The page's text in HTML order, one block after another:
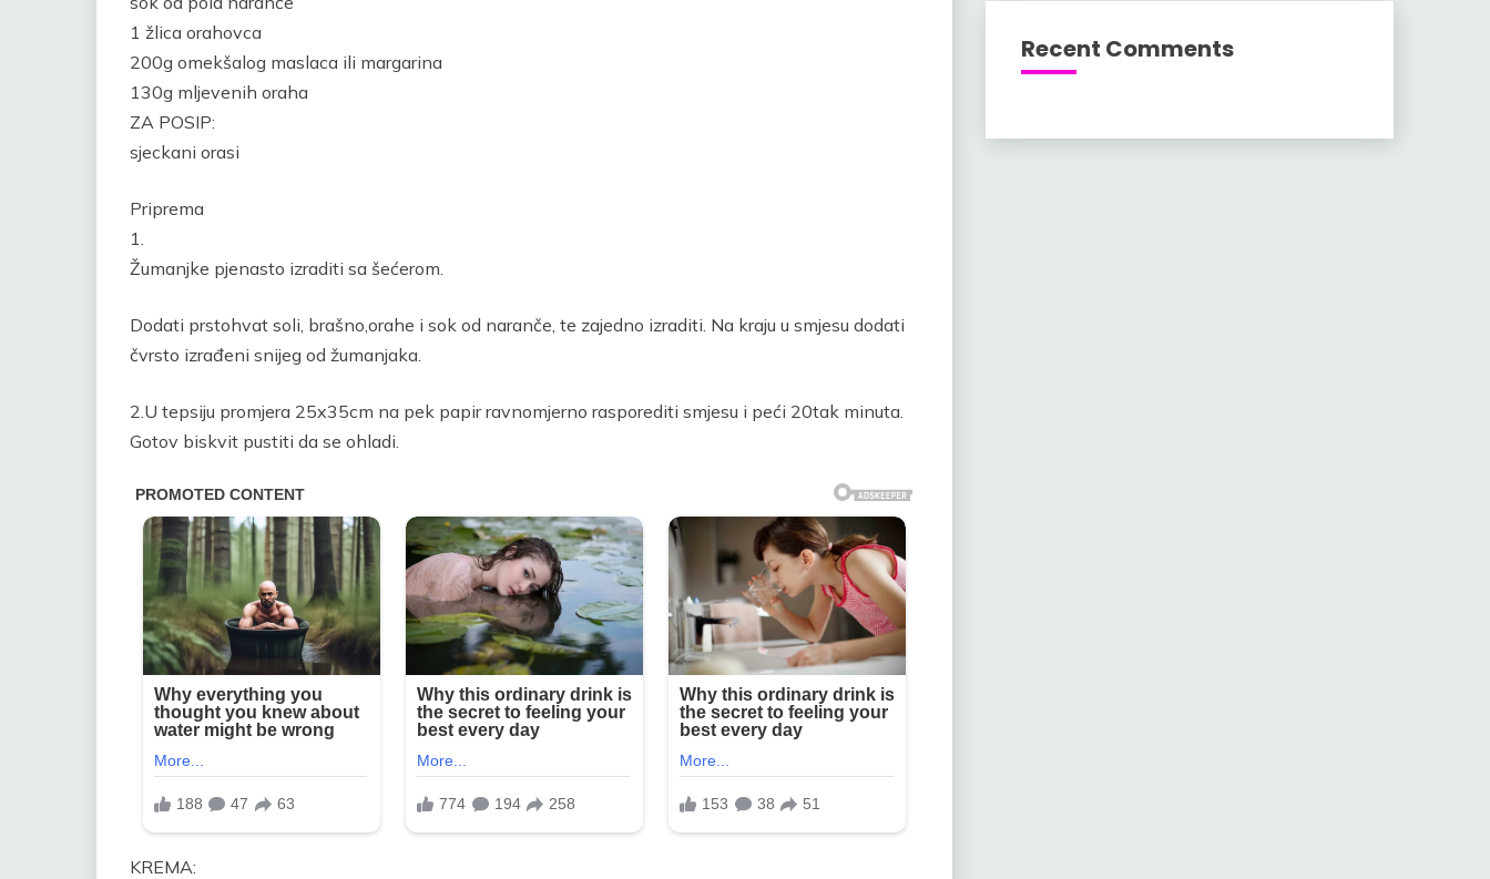
1 žlica orahovca
200g omekšalog maslaca ili margarina
130g mljevenih oraha
ZA POSIP:
sjeckani orasi
Priprema
1.
Žumanjke pjenasto izraditi sa šećerom.
Dodati prstohvat soli, brašno,orahe i sok od naranče, te zajedno izraditi. Na kraju u smjesu dodati
čvrsto izrađeni snijeg od žumanjaka.
2.U tepsiju promjera 25x35cm na pek papir ravnomjerno rasporediti smjesu i peći 20tak minuta.
Gotov biskvit pustiti da se ohladi.
KREMA:
Recent Comments